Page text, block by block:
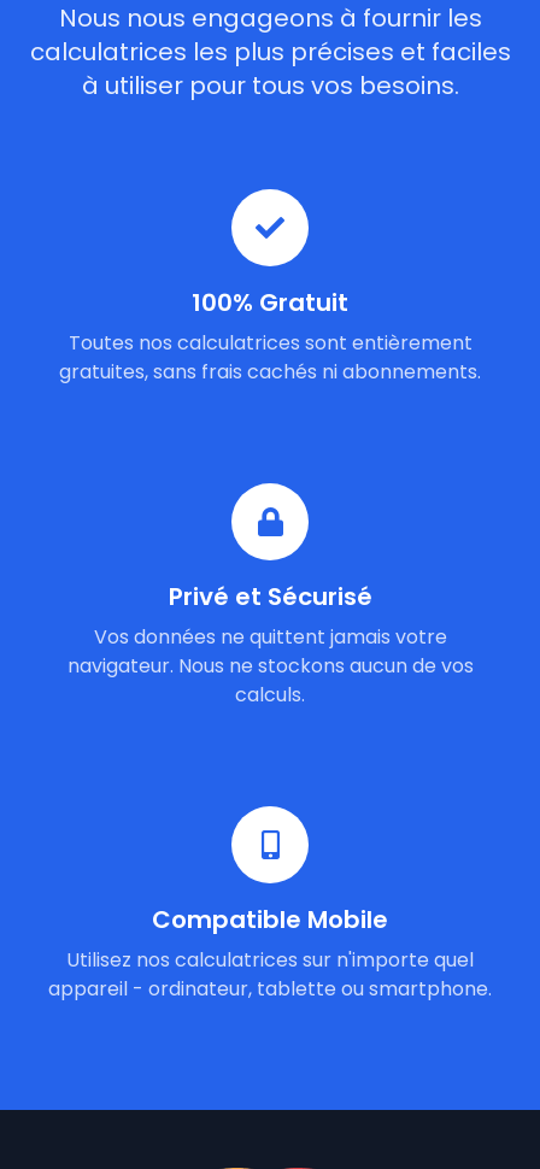
Nous nous engageons à fournir les
calculatrices les plus précises et faciles
à utiliser pour tous vos besoins.
100% Gratuit
Toutes nos calculatrices sont entièrement
gratuites, sans frais cachés ni abonnements.
Privé et Sécurisé
Vos données ne quittent jamais votre
navigateur. Nous ne stockons aucun de vos
calculs.
Compatible Mobile
Utilisez nos calculatrices sur n'importe quel
appareil - ordinateur, tablette ou smartphone.